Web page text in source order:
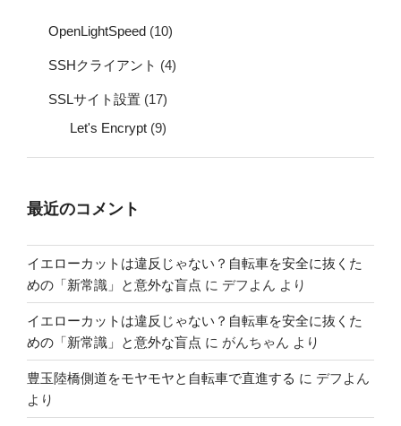
OpenLightSpeed (10)
SSHクライアント (4)
SSLサイト設置 (17)
Let's Encrypt (9)
最近のコメント
イエローカットは違反じゃない？自転車を安全に抜くた
めの「新常識」と意外な盲点 に デフよん より
イエローカットは違反じゃない？自転車を安全に抜くた
めの「新常識」と意外な盲点 に がんちゃん より
豊玉陸橋側道をモヤモヤと自転車で直進する に デフよん
より